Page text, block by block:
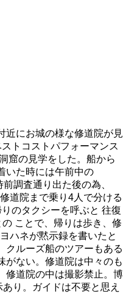
近にお城の様な修道院が見
トコストパフォーマンス
窟の見学をした。船から
いた時には午前中の
調査通り出た後の為、
道院まで乗り4人で分ける
のタクシーを呼ぶと 往復
ことで、帰りは歩き、修
ハネが黙示録を書いたと
クルーズ船のツアーもある
がない。修道院は中々のも
修道院の中は撮影禁止。博
り。ガイドは不要と思え